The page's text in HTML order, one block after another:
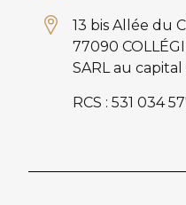
13 bis Allée du
77090
SARL au capital
RCS : 531 034